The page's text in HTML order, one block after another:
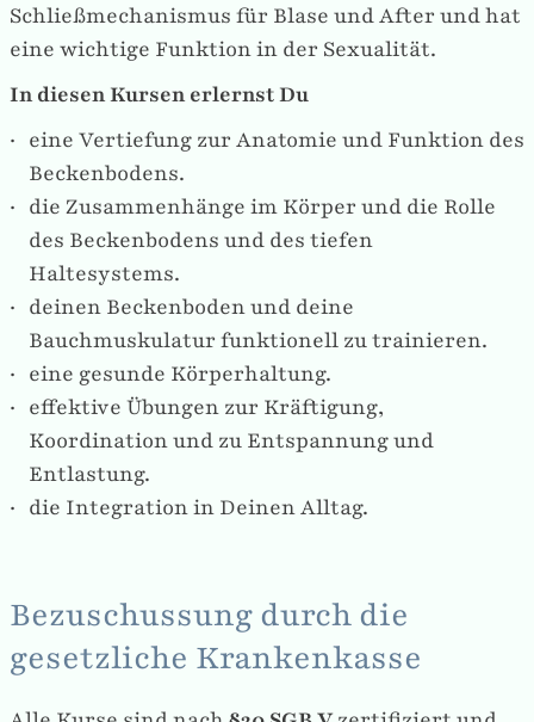
Schließmechanismus für Blase und After und hat
eine wichtige Funktion in der Sexualität.
In diesen Kursen erlernst Du
eine Vertiefung zur Anatomie und Funktion des
Beckenbodens.
die Zusammenhänge im Körper und die Rolle
des Beckenbodens und des tiefen
Haltesystems.
deinen Beckenboden und deine
Bauchmuskulatur funktionell zu trainieren.
eine gesunde Körperhaltung.
effektive Übungen zur Kräftigung,
Koordination und zu Entspannung und
Entlastung.
die Integration in Deinen Alltag.
Bezuschussung durch die
gesetzliche Krankenkasse